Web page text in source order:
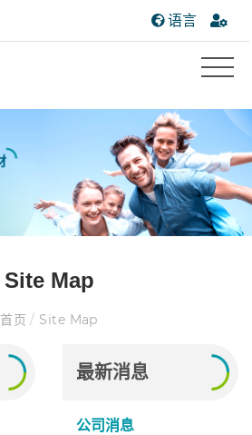
语言
Site Map
首页/ Site Map
最新消息
公司消息